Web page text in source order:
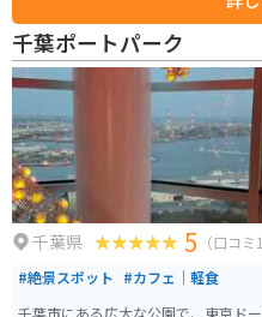
千葉ポートパーク
千葉県 5 （口コミ
#絶景スポット #カフェ｜軽食